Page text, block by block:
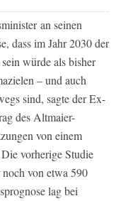
an seinen
dass im Jahr 2030 der
würde als bisher
– und auch
sind, sagte der Ex-
des Altmaier-
von einem
vorherige Studie
von etwa 590
lag bei